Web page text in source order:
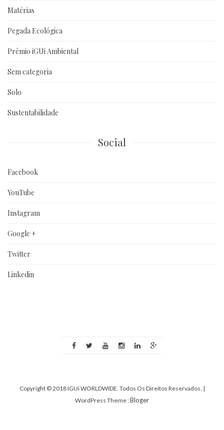
Matérias
Pegada Ecológica
Prêmio iGUi Ambiental
Sem categoria
Solo
Sustentabilidade
Social
Facebook
YouTube
Instagram
Google +
Twitter
Linkedin
Copyright © 2018 IGUi WORLDWIDE. Todos Os Direitos Reservados. |
WordPress Theme :Bloger